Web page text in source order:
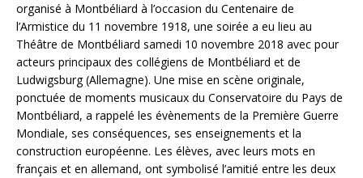
organisé à Montbéliard à l’occasion du Centenaire de
l’Armistice du 11 novembre 1918, une soirée a eu lieu au
Théâtre de Montbéliard samedi 10 novembre 2018 avec pour
acteurs principaux des collégiens de Montbéliard et de
Ludwigsburg (Allemagne). Une mise en scène originale,
ponctuée de moments musicaux du Conservatoire du Pays de
Montbéliard, a rappelé les évènements de la Première Guerre
Mondiale, ses conséquences, ses enseignements et la
construction européenne. Les élèves, avec leurs mots en
français et en allemand, ont symbolisé l’amitié entre les deux